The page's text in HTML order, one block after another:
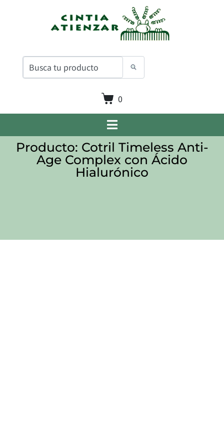
0
Producto: Cotril Timeless Anti-
Age Complex con Ácido
Hialurónico